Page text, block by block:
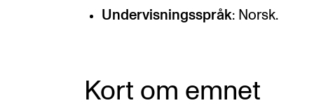
Utveksling og reiser
Undervisningsspråk: Norsk.
Kort om emnet